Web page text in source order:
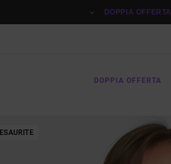
DOPPIA OFFERTA
DOPPIA OFFERTA
ESAURITE